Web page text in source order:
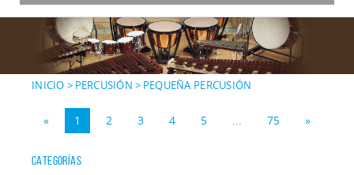
INICIO > PERCUSIÓN > PEQUEÑA PERCUSIÓN
« 1 2 3 4 5 ... 75 »
CATEGORÍAS